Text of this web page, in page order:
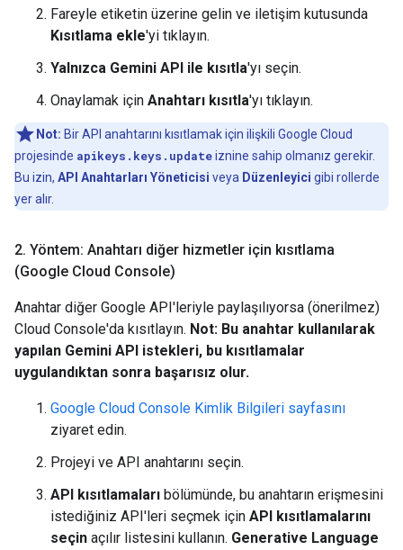
Fareyle etiketin üzerine gelin ve iletişim kutusunda
Kısıtlama ekle'yi tıklayın.
Yalnızca Gemini API ile kısıtla'yı seçin.
Onaylamak için Anahtarı kısıtla'yı tıklayın.
Not: Bir API anahtarını kısıtlamak için ilişkili Google Cloud
projesinde apikeys.keys.updateiznine sahip olmanız gerekir.
Bu izin, API Anahtarları Yöneticisi veya Düzenleyici gibi rollerde
yer alır.
2. Yöntem: Anahtarı diğer hizmetler için kısıtlama
(Google Cloud Console)
Anahtar diğer Google API'leriyle paylaşılıyorsa (önerilmez)
Cloud Console'da kısıtlayın. Not: Bu anahtar kullanılarak
yapılan Gemini API istekleri, bu kısıtlamalar
uygulandıktan sonra başarısız olur.
Google Cloud Console Kimlik Bilgileri sayfasını
ziyaret edin.
Projeyi ve API anahtarını seçin.
API kısıtlamaları bölümünde, bu anahtarın erişmesini
istediğiniz API'leri seçmek için API kısıtlamalarını
seçin açılır listesini kullanın. Generative Language